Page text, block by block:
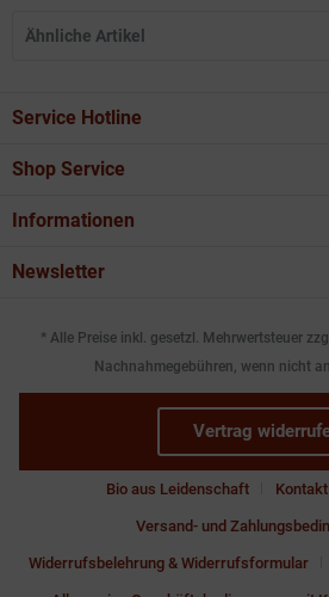
Ähnliche Artikel
Service Hotline
Shop Service
Informationen
Newsletter
* Alle Preise inkl. gesetzl. Mehrwertsteuer
Nachnahmegebühren, wenn nicht
Vertrag
Bio aus Leidenschaft Kontakt
Versand- und
Widerrufsbelehrung & Widerrufsformular